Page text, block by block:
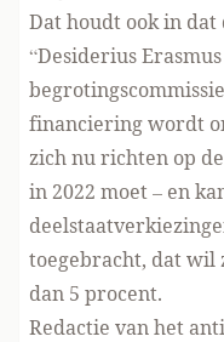
Dat houdt ook in
“Desiderius
financiering wordt
zich nu richten op
in 2022 moet – en
toegebracht, dat wil
dan 5 procent.
Redactie van het